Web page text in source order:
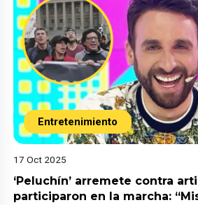
Entretenimiento
17 Oct 2025
‘Peluchín’ arremete contra
participaron en la marcha: